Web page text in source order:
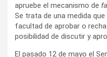
apruebe el mecanismo de
Se trata de una medida
facultad de aprobar o
posibilidad de discutir y
El pasado 12 de mayo el